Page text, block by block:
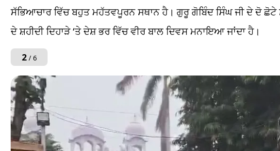
ਸੱਭਿਆਚਾਰ ਵਿੱਚ ਬਹੁਤ ਮਹੱਤਵਪੂਰਨ ਸਥਾਨ ਹੈ। ਗੁਰੂ ਗੋਬਿੰਦ ਸਿੰਘ ਜੀ ਦੇ ਦੋ ਛੋਟੇ
ਦੇ ਸ਼ਹੀਦੀ ਦਿਹਾੜੇ ‘ਤੇ ਦੇਸ਼ ਭਰ ਵਿੱਚ ਵੀਰ ਬਾਲ ਦਿਵਸ ਮਨਾਇਆ ਜਾਂਦਾ ਹੈ।
2/ 6